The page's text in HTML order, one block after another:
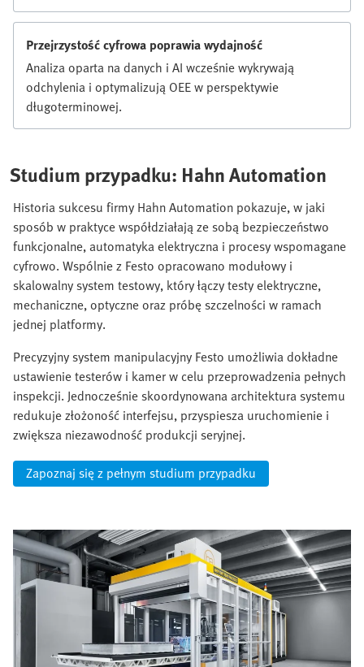
Przejrzystość cyfrowa poprawia wydajność
Analiza oparta na danych i AI wcześnie wykrywają
odchylenia i optymalizują OEE w perspektywie
długoterminowej.
Studium przypadku: Hahn Automation
Historia sukcesu firmy Hahn Automation pokazuje, w jaki
sposób w praktyce współdziałają ze sobą bezpieczeństwo
funkcjonalne, automatyka elektryczna i procesy wspomagane
cyfrowo. Wspólnie z Festo opracowano modułowy i
skalowalny system testowy, który łączy testy elektryczne,
mechaniczne, optyczne oraz próbę szczelności w ramach
jednej platformy.
Precyzyjny system manipulacyjny Festo umożliwia dokładne
ustawienie testerów i kamer w celu przeprowadzenia pełnych
inspekcji. Jednocześnie skoordynowana architektura systemu
redukuje złożoność interfejsu, przyspiesza uruchomienie i
zwiększa niezawodność produkcji seryjnej.
Zapoznaj się z pełnym studium przypadku